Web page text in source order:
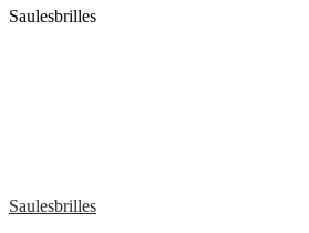
Saulesbrilles
Saulesbrilles